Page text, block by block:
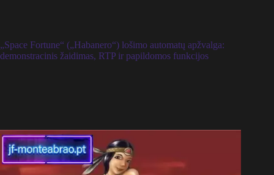
„Space Fortune“ („Habanero“) lošimo automatų apžvalga:
demonstracinis žaidimas, RTP ir papildomos funkcijos